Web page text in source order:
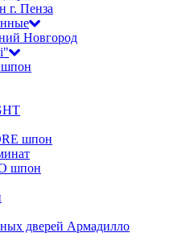
г. Пенза
Новгород
шпон
шпон
дверей Армадилло